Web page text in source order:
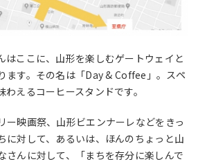
はここに、山形を楽しむゲートウェイと
ます。その名は「Day & Coffee」。スペ
えるコーヒースタンドです。
ー映画祭、山形ビエンナーレなどをきっ
に対して、あるいは、ほんのちょっと山
さんに対して、「まちを存分に楽しんで